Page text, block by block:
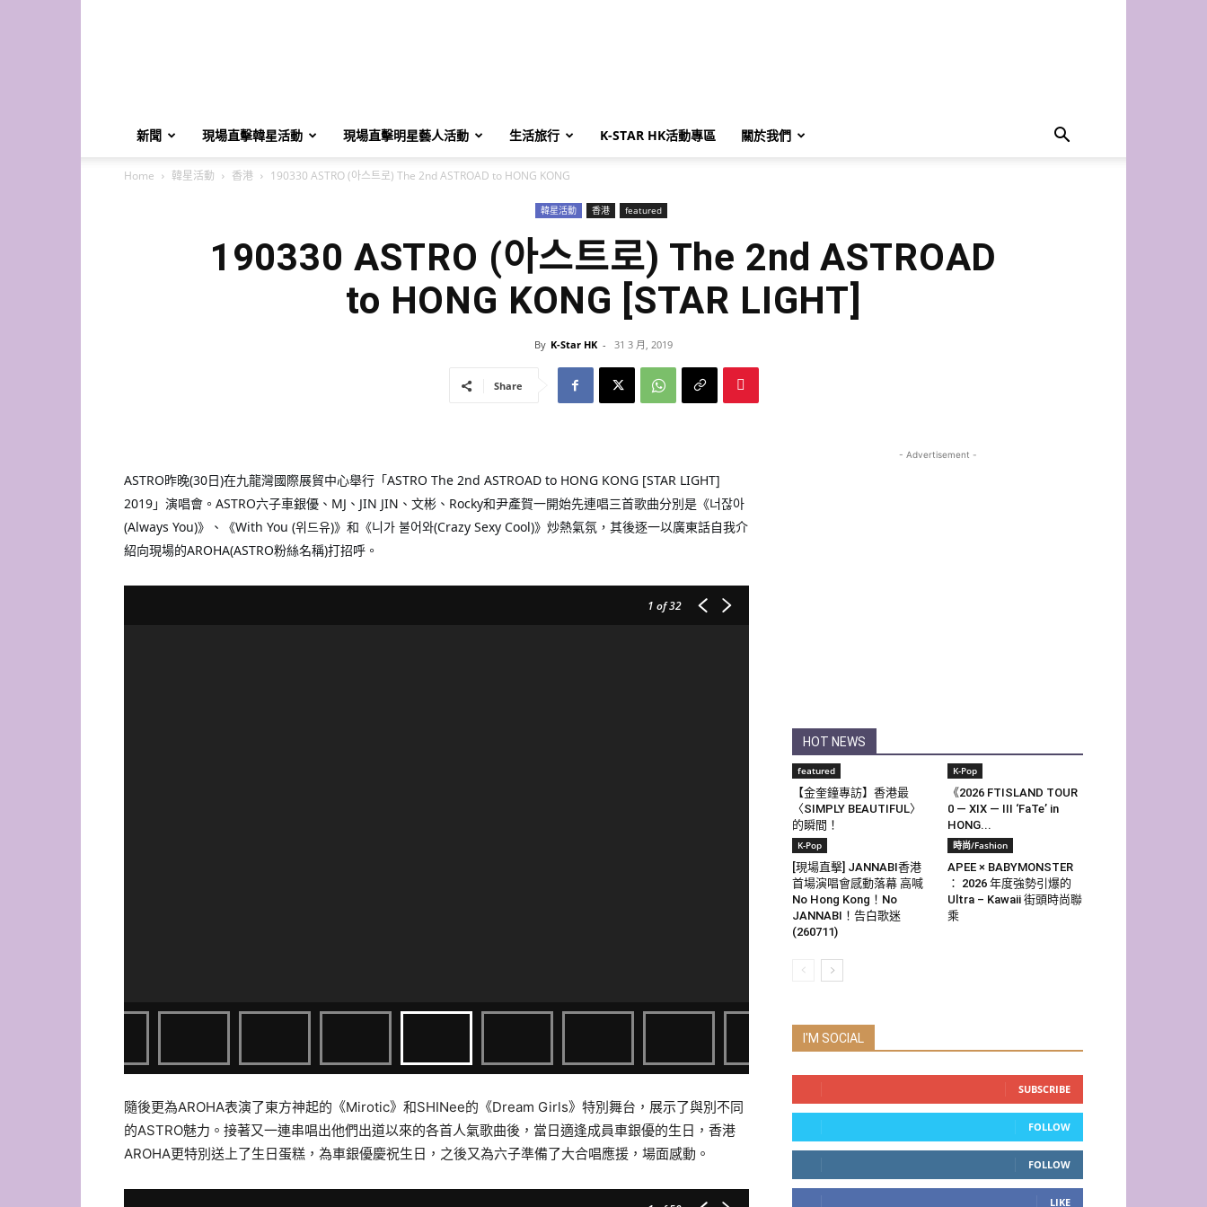
新聞 現場直擊韓星活動 現場直擊明星藝人活動 生活旅行 K-STAR HK活動專區 關於我們
Home 韓星活動 香港 190330 ASTRO (아스트로) The 2nd ASTROAD to HONG KONG
韓星活動 香港 featured
190330 ASTRO (아스트로) The 2nd ASTROAD
to HONG KONG [STAR LIGHT]
By K-Star HK - 31 3 月, 2019
Share
ASTRO昨晚(30日)在九龍灣國際展貿中心舉行「ASTRO The 2nd ASTROAD to HONG KONG [STAR LIGHT]
2019」演唱會。ASTRO六子車銀優、MJ、JIN JIN、文彬、Rocky和尹產賀一開始先連唱三首歌曲分別是《너잖아
(Always You)》、《With You (위드유)》和《니가 불어와(Crazy Sexy Cool)》炒熱氣氛，其後逐一以廣東話自我介
紹向現場的AROHA(ASTRO粉絲名稱)打招呼。
1 of 32
隨後更為AROHA表演了東方神起的《Mirotic》和SHINee的《Dream Girls》特別舞台，展示了與別不同
的ASTRO魅力。接著又一連串唱出他們出道以來的各首人氣歌曲後，當日適逢成員車銀優的生日，香港
AROHA更特別送上了生日蛋糕，為車銀優慶祝生日，之後又為六子準備了大合唱應援，場面感動。
- Advertisement -
HOT NEWS
featured
【金奎鐘專訪】香港最
〈SIMPLY BEAUTIFUL〉
的瞬間！
K-Pop
《2026 FTISLAND TOUR
0 — XIX — III ‘FaTe’ in
HONG...
K-Pop
[現場直擊] JANNABI香港
首場演唱會感動落幕 高喊
No Hong Kong！No
JANNABI！告白歌迷
(260711)
時尚/Fashion
APEE × BABYMONSTER
： 2026 年度強勢引爆的
Ultra – Kawaii 街頭時尚聯
乘
I'M SOCIAL
SUBSCRIBE
FOLLOW
FOLLOW
LIKE